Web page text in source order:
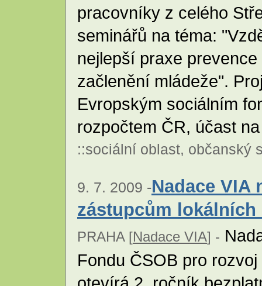
pracovníky z celého
seminářů na téma:
nejlepší praxe
začlenění mládeže".
Evropským sociálním
rozpočtem ČR, účast
::sociální oblast, občanský
9. 7. 2009 -Nadace VIA
zástupcům lokálních
PRAHA [Nadace VIA] -
Fondu ČSOB pro